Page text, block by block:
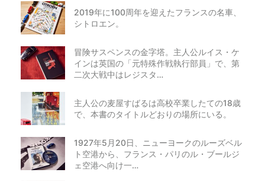
2019年に100周年を迎えたフランスの名車、
シトロエン。
冒険サスペンスの金字塔。主人公ルイス・ケ
インは英国の「元特殊作戦執行部員」で、第
二次大戦中はレジスタ…
主人公の麦屋すばるは高校卒業したての18歳
で、本書のタイトルどおりの場所にいる。
1927年5月20日、ニューヨークのルーズベル
ト空港から、フランス・パリのル・ブールジ
ェ空港へ向け一…